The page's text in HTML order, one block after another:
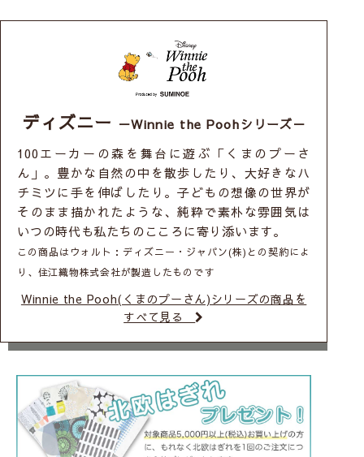
ディズニー －Winnie the Poohシリーズ－
100エーカーの森を舞台に遊ぶ「くまのプーさ
ん」。豊かな自然の中を散歩したり、大好きなハ
チミツに手を伸ばしたり。子どもの想像の世界が
そのまま描かれたような、純粋で素朴な雰囲気は
いつの時代も私たちのこころに寄り添います。
この商品はウォルト：ディズニー・ジャパン(株)との契約によ
り、住江織物株式会社が製造したものです
Winnie the Pooh(くまのプーさん)シリーズの商品を
すべて見る